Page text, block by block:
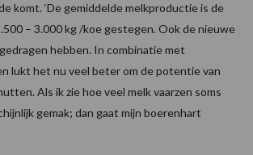
komt. ‘De gemiddelde melkproductie is de
– 3.000 kg /koe gestegen. Ook de nieuwe
hebben. In combinatie met
lukt het nu veel beter om de potentie van
Als ik zie hoe veel melk vaarzen soms
gemak; dan gaat mijn boerenhart